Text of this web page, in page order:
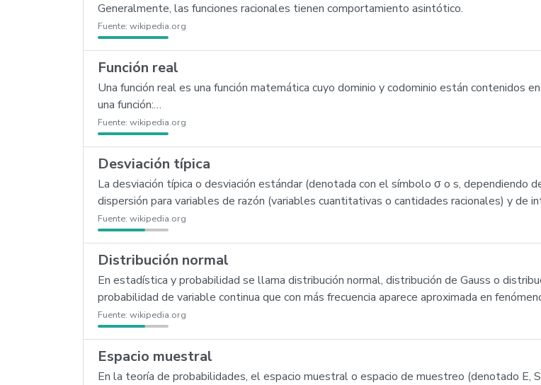
Generalmente, las funciones racionales tienen comportamiento asintótico.
Fuente: wikipedia.org
Función real
Una función real es una función matemática cuyo dominio y codominio están contenidos
una función:…
Fuente: wikipedia.org
Desviación típica
La desviación típica o desviación estándar (denotada con el símbolo σ o s, dependiendo
dispersión para variables de razón (variables cuantitativas o cantidades racionales) y de
Fuente: wikipedia.org
Distribución normal
En estadística y probabilidad se llama distribución normal, distribución de Gauss o
probabilidad de variable continua que con más frecuencia aparece aproximada en
Fuente: wikipedia.org
Espacio muestral
En la teoría de probabilidades, el espacio muestral o espacio de muestreo (denotado